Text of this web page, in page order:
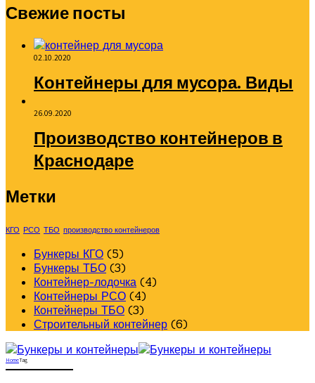
Свежие посты
02.10.2020
Контейнеры для мусора. Виды
26.09.2020
Производство контейнеров в
Краснодаре
Метки
КГО РСО ТБО производство контейнеров
Бункеры КГО 55
products
Бункеры ТБО 33
products
Контейнер-лодочка 44
Контейнеры РСО 44
products
Контейнеры ТБО 33
products
Строительный контейнер 66
HomeTag